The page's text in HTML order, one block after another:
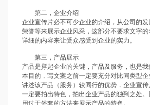
第二，企业介绍
企业宣传片必不可少企业的介绍，从公司的发
荣誉等来展示企业风采，这部分不要求文字的
详细的内容来让受众感受到企业的实力。
第三，产品展示
产品是撑起企业的关键，产品及服务，也是
本目的，写文案之前一定要充分对比同类型
讲述该产品（服务）较同行的优势，企业宣
一定要拍出特色，拍出企业产品的独到之处
用过于俗套的方法来展示产品的特色。